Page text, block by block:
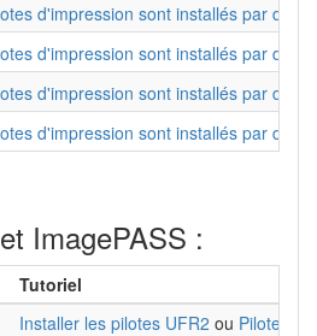
ImagePASS :
Tutoriel
Installer les pilotes UFR2 ou Pilote